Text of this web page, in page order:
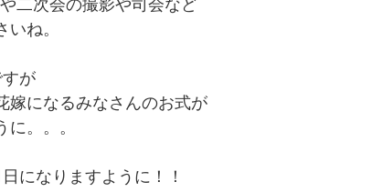
ね。
が
嫁になるみなさんのお式が
。。。
になりますように！！